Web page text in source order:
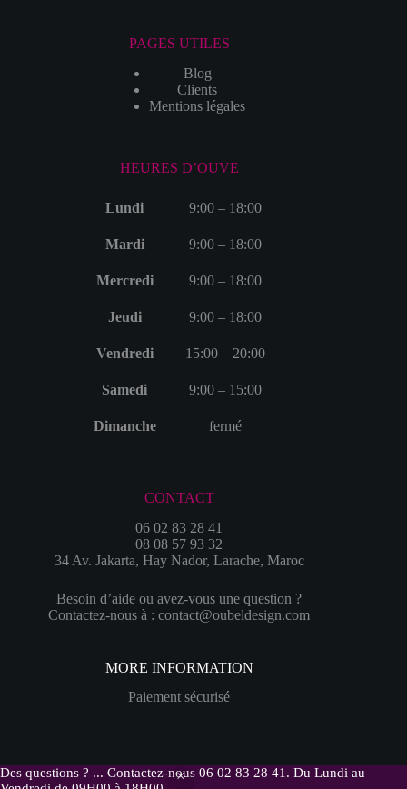
Des questions ? ... Contactez-nous 06 02 83 28 41. Du Lundi au
PAGES UTILES
Blog
Clients
Mentions légales
HEURES D’OUVE
Lundi 9:00 – 18:00
Mardi 9:00 – 18:00
Mercredi 9:00 – 18:00
Jeudi 9:00 – 18:00
Vendredi 15:00 – 20:00
Samedi 9:00 – 15:00
Dimanche fermé
CONTACT
06 02 83 28 41
08 08 57 93 32
34 Av. Jakarta, Hay Nador, Larache, Maroc
Besoin d’aide ou avez-vous une question ?
Contactez-nous à : contact@oubeldesign.com
MORE INFORMATION
Paiement sécurisé